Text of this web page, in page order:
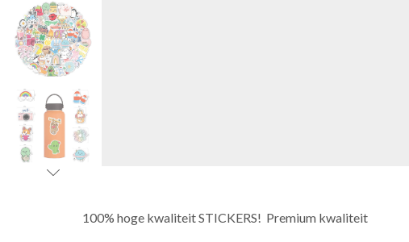
100% hoge kwaliteit STICKERS! Premium kwaliteit